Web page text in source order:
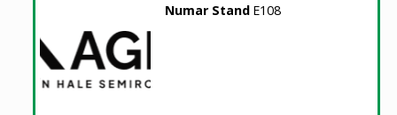
Numar Stand E108